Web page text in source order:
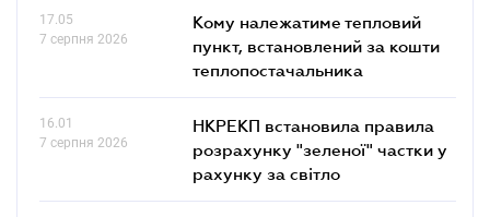
17.05
7 серпня 2026
Кому належатиме тепловий
пункт, встановлений за кошти
теплопостачальника
16.01
7 серпня 2026
НКРЕКП встановила правила
розрахунку "зеленої" частки у
рахунку за світло